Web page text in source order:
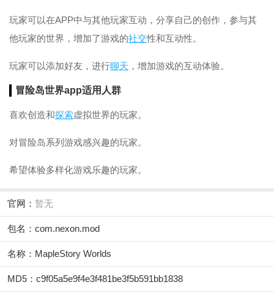
玩家可以在APP中与其他玩家互动，分享自己的创作，参与其
他玩家的世界，增加了游戏的社交性和互动性。
玩家可以添加好友，进行聊天 ，增加游戏的互动体验。
冒险岛世界app适用人群
喜欢创造和探索虚拟世界的玩家。
对冒险岛系列游戏感兴趣的玩家。
希望体验多样化游戏乐趣的玩家。
官网： 暂无
包名：com.nexon.mod
名称：MapleStory Worlds
MD5：c9f05a5e9f4e3f481be3f5b591bb1838